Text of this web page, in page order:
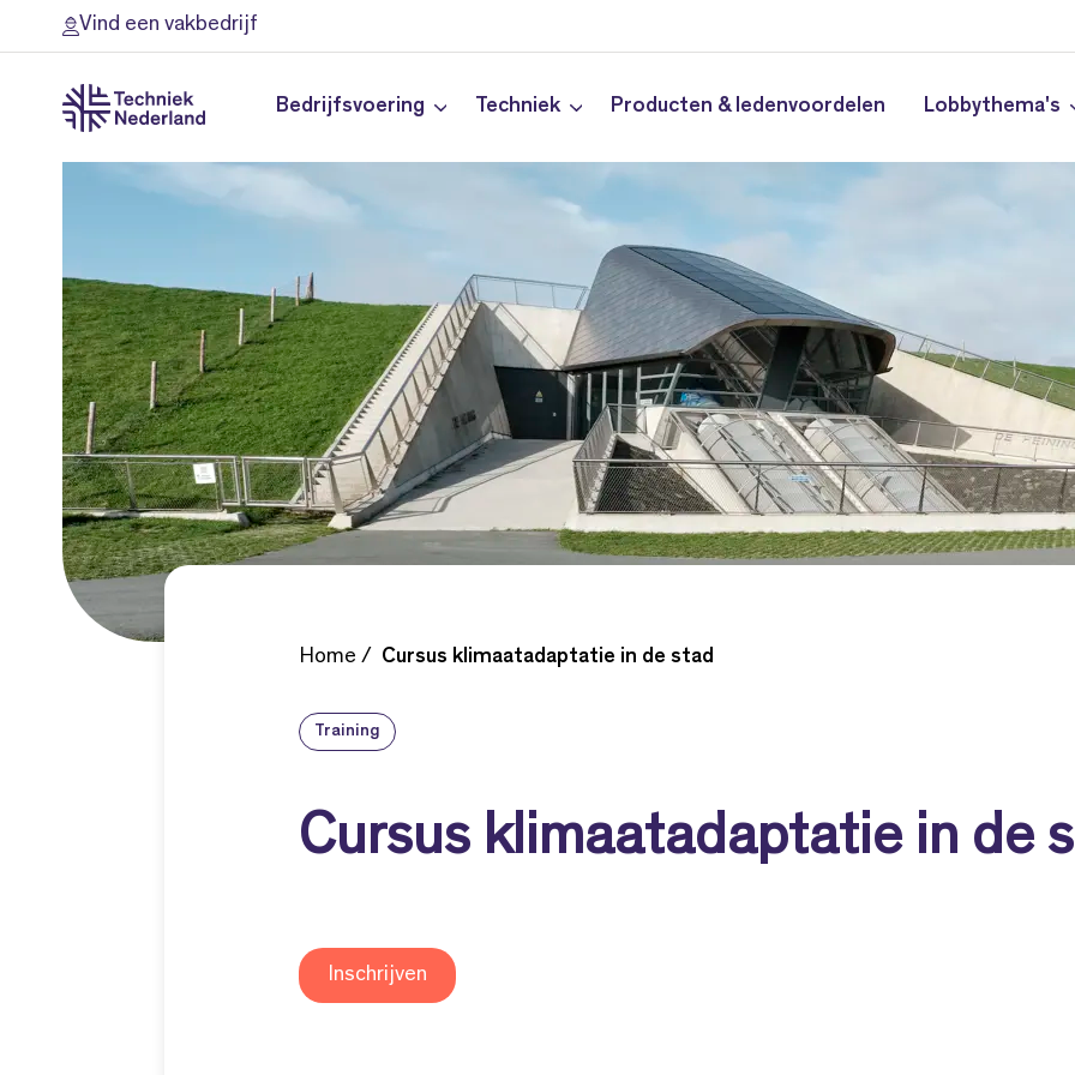
Vind een vakbedrijf
Bedrijfsvoering Techniek Producten & ledenvoordelen Lobbythema's
Home Cursus klimaatadaptatie in de stad
Training
Cursus klimaatadaptatie in de
Inschrijven